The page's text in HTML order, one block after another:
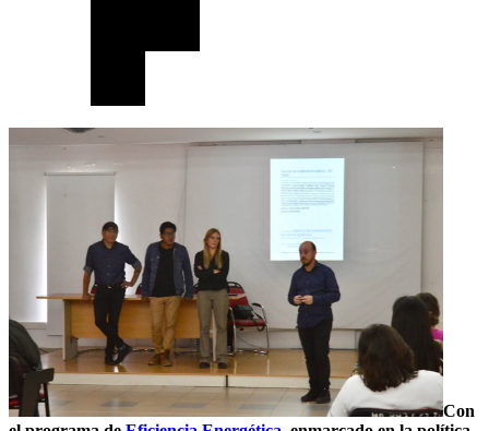
Con